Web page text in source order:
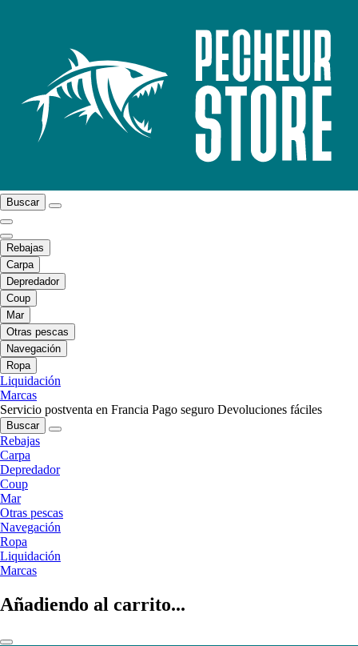
Buscar
Rebajas
Carpa
Depredador
Coup
Mar
Otras pescas
Navegación
Ropa
Liquidación
Marcas
Servicio postventa en Francia Pago seguro Devoluciones fáciles
Buscar
Rebajas
Carpa
Depredador
Coup
Mar
Otras pescas
Navegación
Ropa
Liquidación
Marcas
Añadiendo al carrito...